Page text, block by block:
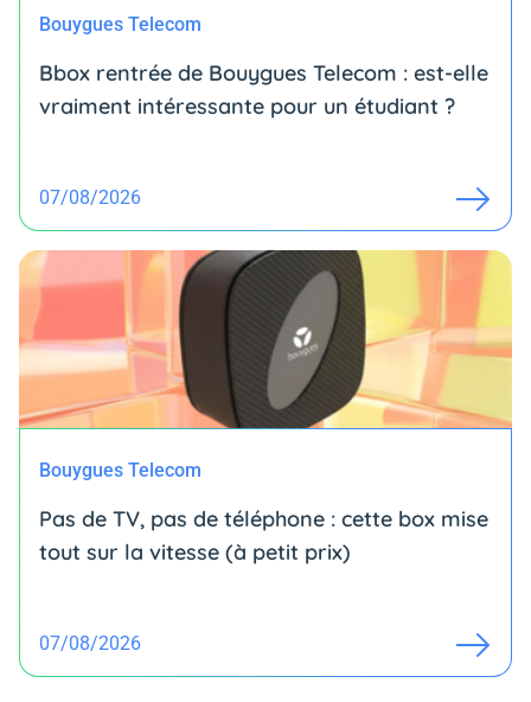
Bouygues Telecom
Bbox rentrée de Bouygues Telecom : est-elle
vraiment intéressante pour un étudiant ?
07/08/2026
Bouygues Telecom
Pas de TV, pas de téléphone : cette box mise
tout sur la vitesse (à petit prix)
07/08/2026